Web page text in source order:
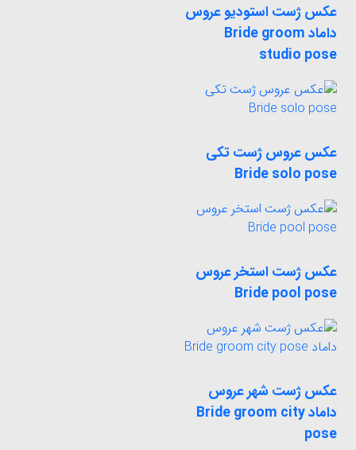
عکس ژست استودیو عروس
داماد Bride groom
studio pose
عکس عروس ژست تکی
Bride solo pose
عکس ژست استخر عروس
Bride pool pose
عکس ژست شهر عروس
داماد Bride groom city
pose